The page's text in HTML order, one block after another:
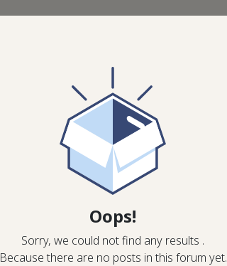
Oops!
Sorry, we could not find any results .
Because there are no posts in this forum yet.